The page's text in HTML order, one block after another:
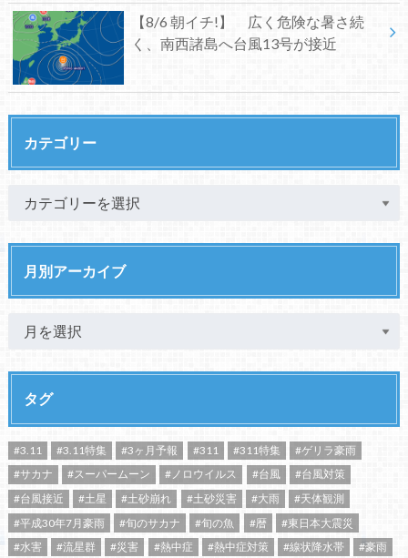
【8/6 朝イチ!】 広く危険な暑さ続
く、南西諸島へ台風13号が接近
カテゴリー
月別アーカイブ
タグ
#3.11 #3.11特集 #3ヶ月予報 #311 #311特集
#ゲリラ豪雨
#サカナ
#スーパームーン #ノロウイルス #台風
#台風対策
#台風接近
#土星 #土砂崩れ #土砂災害 #大雨
#天体観測
#平成30年7月豪雨
#旬のサカナ #旬の魚 #暦
#東日本大震災
#水害
#流星群 #災害 #熱中症 #熱中症対策 #線状降水帯
#豪雨